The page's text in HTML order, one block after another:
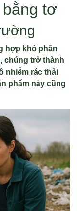
tơ
hợp khó phân
chúng trở thành
nhiễm rác thải
phẩm này cũng